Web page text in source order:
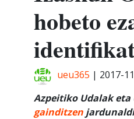
hobeto
ueu365 | 2017-
Azpeitiko Udalak
gainditzen